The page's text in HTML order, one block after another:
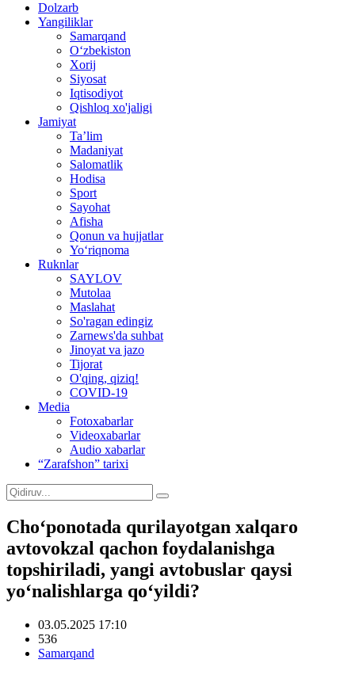
Dolzarb
Yangiliklar
Samarqand
O‘zbekiston
Xorij
Siyosat
Iqtisodiyot
Qishloq xo'jaligi
Jamiyat
Ta’lim
Madaniyat
Salomatlik
Hodisa
Sport
Sayohat
Afisha
Qonun va hujjatlar
Yo‘riqnoma
Ruknlar
SAYLOV
Mutolaa
Maslahat
So'ragan edingiz
Zarnews'da suhbat
Jinoyat va jazo
Tijorat
O'qing, qiziq!
COVID-19
Media
Fotoxabarlar
Videoxabarlar
Audio xabarlar
“Zarafshon” tarixi
Cho‘ponotada qurilayotgan xalqaro
avtovokzal qachon foydalanishga
topshiriladi, yangi avtobuslar qaysi
yo‘nalishlarga qo‘yildi?
03.05.2025 17:10
536
Samarqand